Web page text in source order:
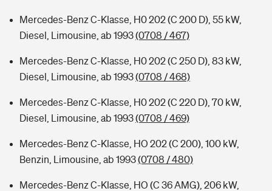
Sie haben Fragen?
Mercedes-Benz C-Klasse, H0 202 (C 200 D), 55 kW,
Diesel, Limousine, ab 1993(0708 / 467)
Mercedes-Benz C-Klasse, H0 202 (C 250 D), 83 kW,
Diesel, Limousine, ab 1993(0708 / 468)
Mercedes-Benz C-Klasse, H0 202 (C 220 D), 70 kW,
Diesel, Limousine, ab 1993(0708 / 469)
Mercedes-Benz C-Klasse, HO 202 (C 200), 100 kW,
Benzin, Limousine, ab 1993(0708 / 480)
Mercedes-Benz C-Klasse, HO (C 36 AMG), 206 kW,